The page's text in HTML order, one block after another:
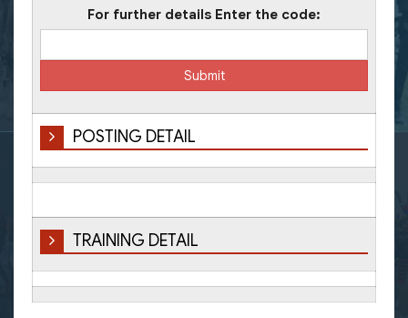
For further details Enter the code:
POSTING DETAIL
TRAINING DETAIL